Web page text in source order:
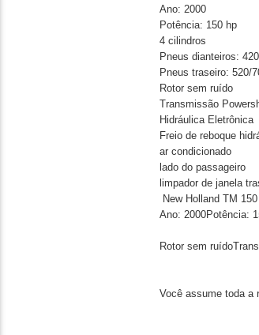
Ano: 2000
Potência: 150 hp
4 cilindros
Pneus dianteiros:
Pneus traseiro: 520/
Rotor sem ruído
Transmissão
Hidráulica Eletrônica
Freio de reboque
ar condicionado
lado do passageiro
limpador de janela
New Holland TM 150
Ano: 2000Potência:
Rotor sem
Você assume toda a